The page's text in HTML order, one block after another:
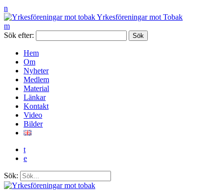
n
Yrkesföreningar mot Tobak
m
Sök efter:
Hem
Om
Nyheter
Medlem
Material
Länkar
Kontakt
Video
Bilder
t
e
Sök: